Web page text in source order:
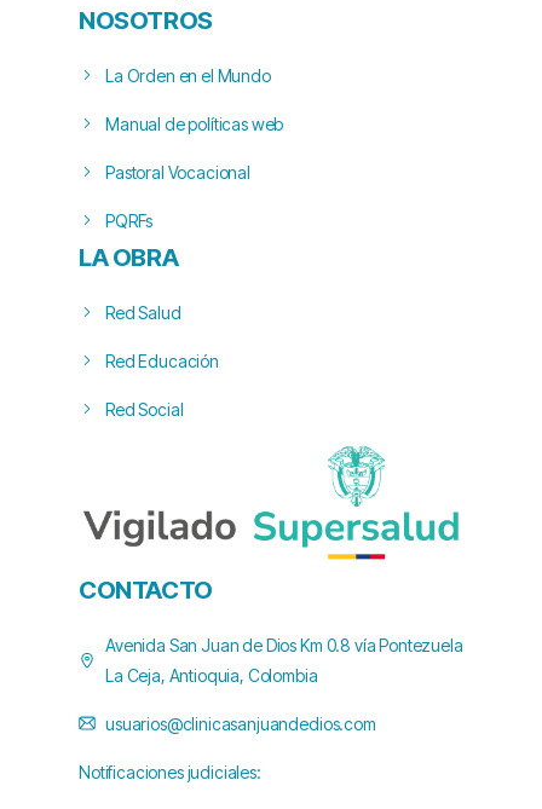
NOSOTROS
La Orden en el Mundo
Manual de políticas web
Pastoral Vocacional
PQRFs
LA OBRA
Red Salud
Red Educación
Red Social
CONTACTO
Avenida San Juan de Dios Km 0.8 vía Pontezuela
La Ceja, Antioquia, Colombia
usuarios@clinicasanjuandedios.com
Notificaciones judiciales: